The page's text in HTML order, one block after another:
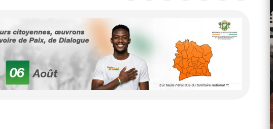
POLITIQUE
Côte d'Ivoire : Fête nationale,
Alassane Ouattara accorde
la grâce à 4 661...
SOCIÉTÉ
Côte d'Ivoire : Fin du rachat
des 100 000 tonnes de cacao,
le SYNARFA-CI co...